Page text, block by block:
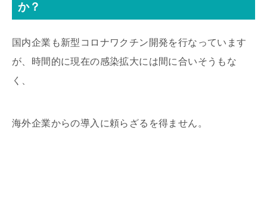
か？
国内企業も新型コロナワクチン開発を行なっています
が、時間的に現在の感染拡大には間に合いそうもな
く、
海外企業からの導入に頼らざるを得ません。